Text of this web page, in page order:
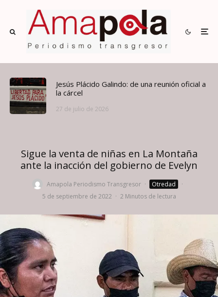
Jesús Plácido Galindo: de una reunión oficial a
la cárcel
27 de julio de 2026
Sigue la venta de niñas en La Montaña
ante la inacción del gobierno de Evelyn
Amapola Periodismo Transgresor · Otredad
·
5 de septiembre de 2022 · 2 Minutos de lectura